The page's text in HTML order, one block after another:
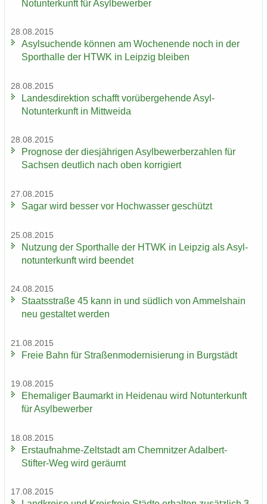
Not­un­ter­kunft für Asyl­be­wer­ber
28.08.2015
Asyl­su­chen­de kön­nen am Wo­chen­en­de noch in der
Sport­hal­le der HTWK in Leip­zig blei­ben
28.08.2015
Lan­des­di­rek­ti­on schafft vor­über­ge­hen­de Asyl-​
Notunterkunft in Mitt­wei­da
28.08.2015
Pro­gno­se der dies­jäh­ri­gen Asyl­be­wer­ber­zah­len für
Sach­sen deut­lich nach oben kor­ri­giert
27.08.2015
Sagar wird bes­ser vor Hoch­was­ser ge­schützt
25.08.2015
Nut­zung der Sport­hal­le der HTWK in Leip­zig als Asyl­
not­un­ter­kunft wird be­en­det
24.08.2015
Staats­stra­ße 45 kann in und süd­lich von Am­mels­hain
neu ge­stal­tet wer­den
21.08.2015
Freie Bahn für Stra­ßen­mo­der­ni­sie­rung in Burg­städt
19.08.2015
Ehe­ma­li­ger Bau­markt in Hei­den­au wird Not­un­ter­kunft
für Asyl­be­wer­ber
18.08.2015
Erstaufnahme-​Zeltstadt am Chem­nit­zer Adalbert-​
Stifter-Weg wird ge­räumt
17.08.2015